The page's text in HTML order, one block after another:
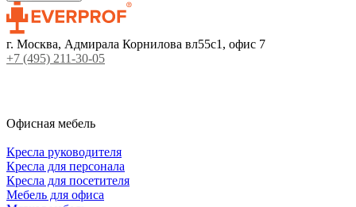
г. Москва, Адмирала Корнилова вл55с1, офис 7
+7 (495) 211-30-05
Офисная мебель
Кресла руководителя
Кресла для персонала
Кресла для посетителя
Мебель для офиса